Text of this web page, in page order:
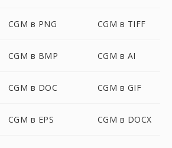
CGM в PNG CGM в TIFF
CGM в BMP CGM в AI
CGM в DOC CGM в GIF
CGM в EPS CGM в DOCX